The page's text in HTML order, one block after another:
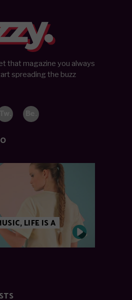
that magazine you always
spreading the buzz
LIFE IS A